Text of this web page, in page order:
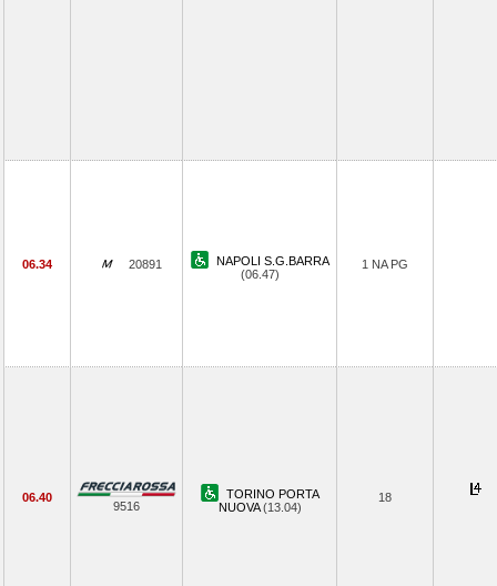
06.34 20891
NAPOLI S.G.BARRA
(06.47)
1 NA PG
06.40
9516
TORINO PORTA
NUOVA(13.04)
18